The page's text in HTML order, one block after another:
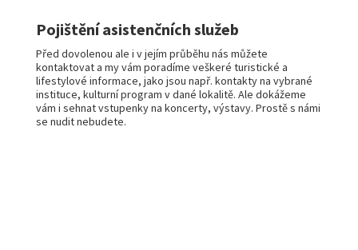
Pojištění asistenčních služeb
Před dovolenou ale i v jejím průběhu nás můžete
kontaktovat a my vám poradíme veškeré turistické a
lifestylové informace, jako jsou např. kontakty na vybrané
instituce, kulturní program v dané lokalitě. Ale dokážeme
vám i sehnat vstupenky na koncerty, výstavy. Prostě s námi
se nudit nebudete.